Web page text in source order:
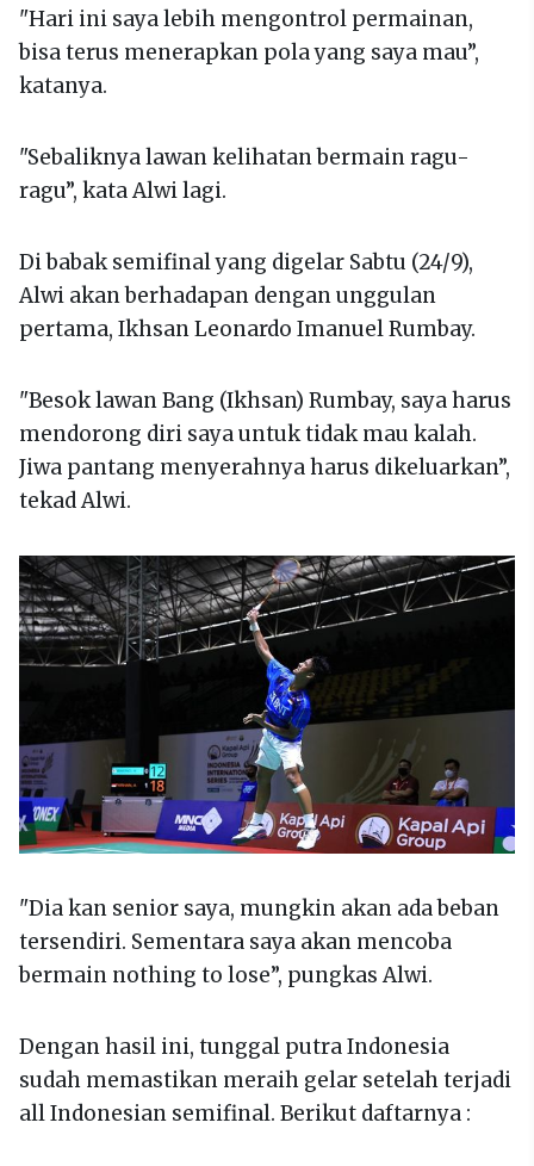
"Hari ini saya lebih mengontrol permainan,
bisa terus menerapkan pola yang saya mau”,
katanya.
"Sebaliknya lawan kelihatan bermain ragu-
ragu”, kata Alwi lagi.
Di babak semifinal yang digelar Sabtu (24/9),
Alwi akan berhadapan dengan unggulan
pertama, Ikhsan Leonardo Imanuel Rumbay.
"Besok lawan Bang (Ikhsan) Rumbay, saya harus
mendorong diri saya untuk tidak mau kalah.
Jiwa pantang menyerahnya harus dikeluarkan”,
tekad Alwi.
"Dia kan senior saya, mungkin akan ada beban
tersendiri. Sementara saya akan mencoba
bermain nothing to lose”, pungkas Alwi.
Dengan hasil ini, tunggal putra Indonesia
sudah memastikan meraih gelar setelah terjadi
all Indonesian semifinal. Berikut daftarnya :